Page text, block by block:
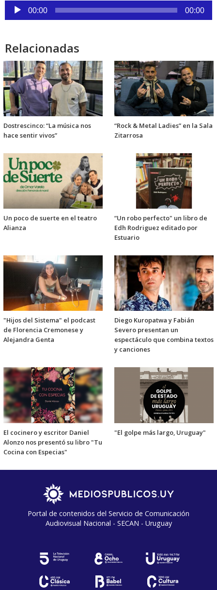
Reproductor
de
00:00 00:00
Relacionadas
Dostrescinco: “La música nos
hace sentir vivos”
“Rock & Metal Ladies” en la Sala
Zitarrosa
Un poco de suerte en el teatro
Alianza
“Un robo perfecto" un libro de
Edh Rodriguez editado por
Estuario
"Hijos del Sistema" el podcast
de Florencia Cremonese y
Alejandra Genta
Diego Kuropatwa y Fabián
Severo presentan un
espectáculo que combina textos
y canciones
El cocinero y escritor Daniel
Alonzo nos presentó su libro "Tu
Cocina con Especias"
"El golpe más largo, Uruguay"
Portal de contenidos del Servicio de Comunicación
Audiovisual Nacional - SECAN - Uruguay